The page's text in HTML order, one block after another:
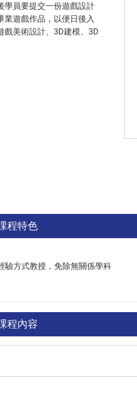
學員要提交一份遊戲設計
業遊戲作品，以便日後入
戲美術設計、3D建模、3D
程特色
驗方式教授，免除無關係學科
程內容